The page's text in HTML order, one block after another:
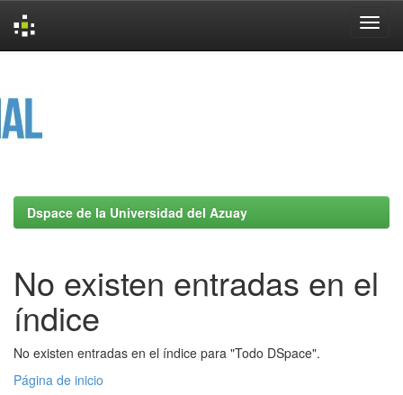
Dspace de la Universidad del Azuay
No existen entradas en el
índice
No existen entradas en el índice para "Todo DSpace".
Página de inicio